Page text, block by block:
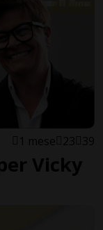
1 mese 23 39
Vicky